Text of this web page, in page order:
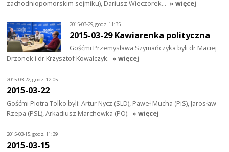
zachodniopomorskim sejmiku), Dariusz Wieczorek… » więcej
2015-03-29, godz. 11:35
2015-03-29 Kawiarenka polityczna
Gośćmi Przemysława Szymańczyka byli dr Maciej
Drzonek i dr Krzysztof Kowalczyk. » więcej
2015-03-22, godz. 12:05
2015-03-22
Gośćmi Piotra Tolko byli: Artur Nycz (SLD), Paweł Mucha (PiS), Jarosław
Rzepa (PSL), Arkadiusz Marchewka (PO). » więcej
2015-03-15, godz. 11:39
2015-03-15